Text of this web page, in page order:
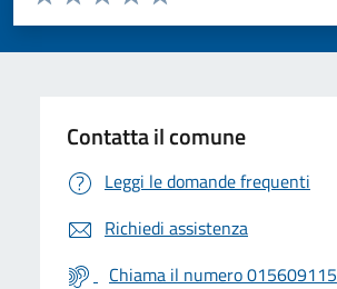
Valuta 5 stelle su 5
Valuta 4 stelle su 5
Valuta 3 stelle su 5
Valuta 2 stelle su 5
Valuta 1 stelle su 5
Contatta il comune
Leggi le domande frequenti
Richiedi assistenza
Chiama il numero 015609115